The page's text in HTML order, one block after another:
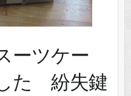
ーツケー
た 紛失鍵